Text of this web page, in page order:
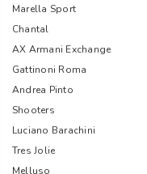
Marella Sport
Chantal
AX Armani Exchange
Gattinoni Roma
Andrea Pinto
Shooters
Luciano Barachini
Tres Jolie
Melluso